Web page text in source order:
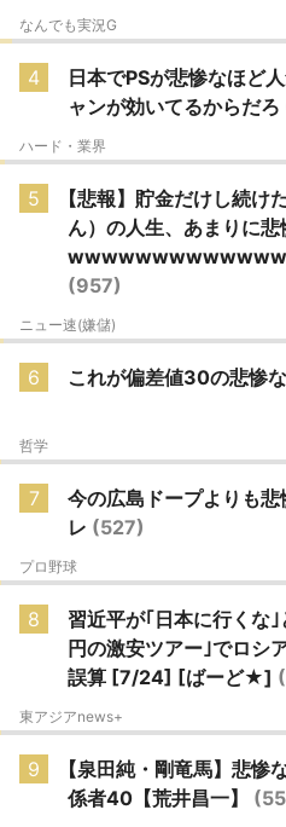
なんでも実況G
4
日本でPSが悲惨なほど
ャンが効いてるからだろ
ハード・業界
5
【悲報】貯金だけし続け
ん）の人生、あまりに悲
(957)
ニュー速(嫌儲)
6 これが偏差値30の悲惨
哲学
7
今の広島ドープよりも
レ (527)
プロ野球
8
習近平が｢日本に行くな
円の激安ツアー｣でロシ
誤算 [7/24] [ばーど★]
東アジアnews+
9
【泉田純・剛竜馬】悲惨
係者40【荒井昌一】